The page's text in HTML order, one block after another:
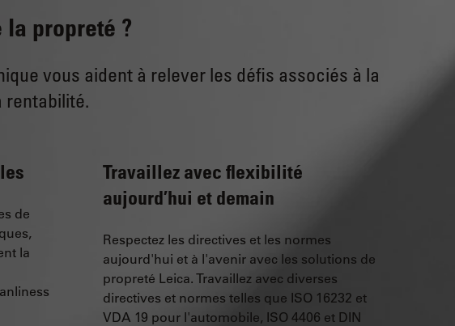
propreté ?
vous aident à relever les défis associés à la
rentabilité.
de
la
Travaillez avec flexibilité
aujourd’hui et demain
Respectez les directives et les normes
aujourd'hui et à l'avenir avec les solutions de
propreté Leica. Travaillez avec diverses
directives et normes telles que ISO 16232 et
VDA 19 pour l'automobile, ISO 4406 et DIN